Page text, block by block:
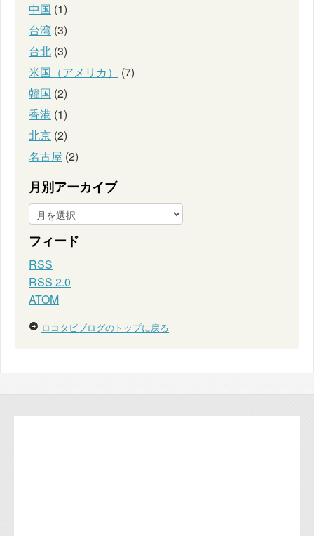
中国 (1)
台湾 (3)
台北 (3)
米国（アメリカ）
(7)
韓国 (2)
香港 (1)
北京 (2)
名古屋 (2)
月別アーカイブ
フィード
RSS
RSS 2.0
ATOM
ロコタビブログのトップに戻る